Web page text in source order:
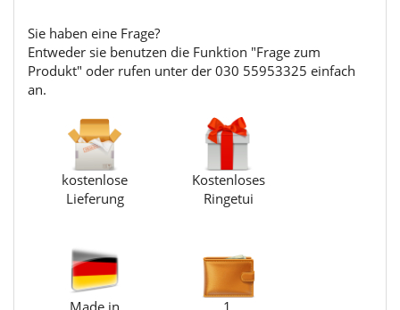
Sie haben eine Frage?
Entweder sie benutzen die Funktion "Frage zum
Produkt" oder rufen unter der 030 55953325 einfach
an.
kostenlose
Lieferung
Kostenloses
Ringetui